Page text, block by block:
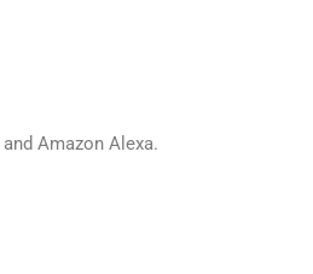
Amazon Alexa.